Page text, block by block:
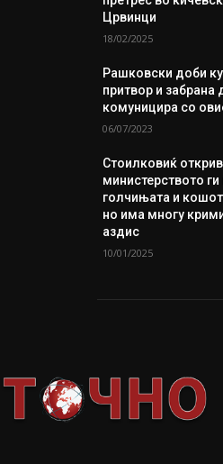
Црвинци
18/02/2025
Рашковски доби
притвор и забрана
комуницира со
06/07/2023
Стоилковиќ
министерството
голчињата и кошот
но има многу
аздис
10/01/2025